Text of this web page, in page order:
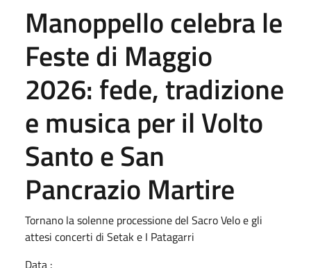
Manoppello celebra le
Feste di Maggio
2026: fede, tradizione
e musica per il Volto
Santo e San
Pancrazio Martire
Tornano la solenne processione del Sacro Velo e gli
attesi concerti di Setak e I Patagarri
Data :